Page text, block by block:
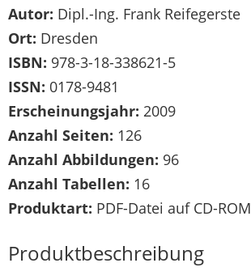
Autor: Dipl.-Ing. Frank Reifegerste
Ort: Dresden
ISBN: 978-3-18-338621-5
ISSN: 0178-9481
Erscheinungsjahr: 2009
Anzahl Seiten: 126
Anzahl Abbildungen: 96
Anzahl Tabellen: 16
Produktart: PDF-Datei auf CD-ROM
Produktbeschreibung